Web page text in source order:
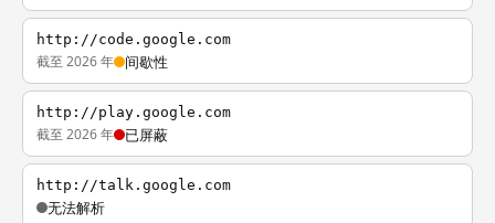
http://code.google.com
截至 2026 年 间歇性
http://play.google.com
截至 2026 年 已屏蔽
http://talk.google.com
无法解析